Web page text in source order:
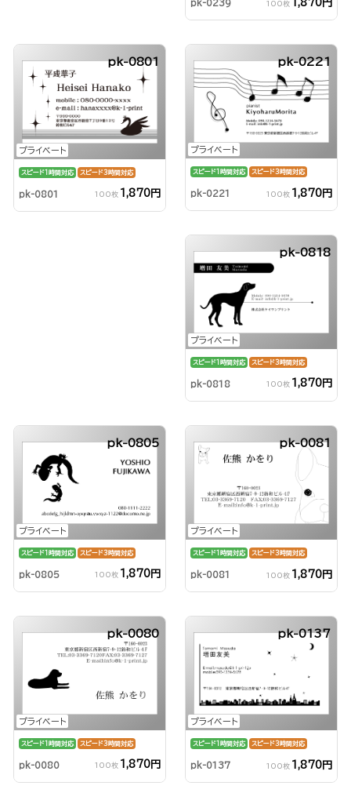
pk-0239 100枚 1,870円
プライベート
pk-0801
スピード1時間対応 スピード3時間対応
pk-0801 100枚 1,870円
プライベート
pk-0221
スピード1時間対応 スピード3時間対応
pk-0221 100枚 1,870円
プライベート
pk-0818
スピード1時間対応 スピード3時間対応
pk-0818 100枚 1,870円
プライベート
pk-0805
スピード1時間対応 スピード3時間対応
pk-0805 100枚 1,870円
プライベート
pk-0081
スピード1時間対応 スピード3時間対応
pk-0081 100枚 1,870円
プライベート
pk-0080
スピード1時間対応 スピード3時間対応
pk-0080 100枚 1,870円
プライベート
pk-0137
スピード1時間対応 スピード3時間対応
pk-0137 100枚 1,870円